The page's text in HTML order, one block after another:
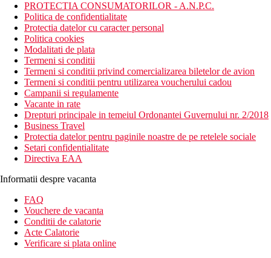
PROTECTIA CONSUMATORILOR - A.N.P.C.
Politica de confidentialitate
Protectia datelor cu caracter personal
Politica cookies
Modalitati de plata
Termeni si conditii
Termeni si conditii privind comercializarea biletelor de avion
Termeni si conditii pentru utilizarea voucherului cadou
Campanii si regulamente
Vacante in rate
Drepturi principale in temeiul Ordonantei Guvernului nr. 2/2018
Business Travel
Protectia datelor pentru paginile noastre de pe retelele sociale
Setari confidentialitate
Directiva EAA
Informatii despre vacanta
FAQ
Vouchere de vacanta
Conditii de calatorie
Acte Calatorie
Verificare si plata online